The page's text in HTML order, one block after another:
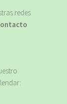
redes